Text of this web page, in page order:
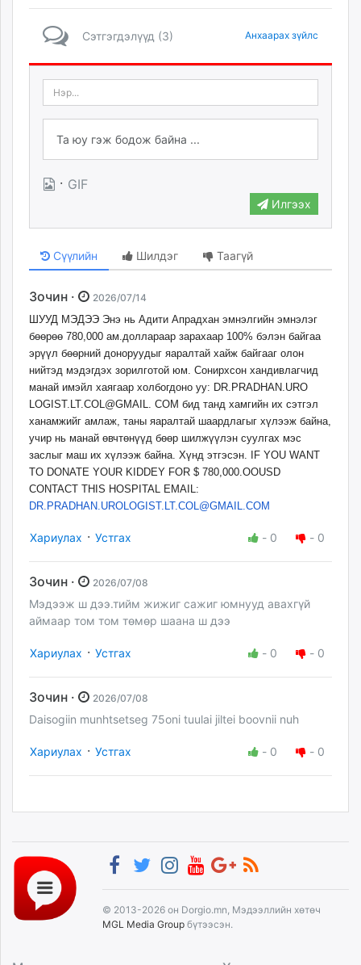
Сэтгэгдэлүүд (3) Анхаарах зүйлс
· GIF
Илгээх
Сүүлийн Шилдэг Таагүй
Зочин ·
2026/07/14
ШУУД МЭДЭЭ Энэ нь Адити Апрадхан эмнэлгийн эмнэлэг
бөөрөө 780,000 ам.доллараар зарахаар 100% бэлэн байгаа
эрүүл бөөрний доноруудыг яаралтай хайж байгааг олон
нийтэд мэдэгдэх зорилготой юм. Сонирхсон хандивлагчид
манай имэйл хаягаар холбогдоно уу: DR.PRADHAN.URO
LOGIST.LT.COL@GMAIL. COM бид танд хамгийн их сэтгэл
ханамжийг амлаж, таны яаралтай шаардлагыг хүлээж байна,
учир нь манай өвчтөнүүд бөөр шилжүүлэн суулгах мэс
заслыг маш их хүлээж байна. Хүнд этгэсэн. IF YOU WANT
TO DONATE YOUR KIDDEY FOR $ 780,000.OOUSD
CONTACT THIS HOSPITAL EMAIL:
DR.PRADHAN.UROLOGIST.LT.COL@GMAIL.COM
Хариулах · Устгах - 0 - 0
Зочин · 2026/07/08
Мэдээж ш дээ.тийм жижиг сажиг юмнууд авахгүй
аймаар том том төмөр шаана ш дээ
Хариулах · Устгах - 0 - 0
Зочин · 2026/07/08
Daisogiin munhtsetseg 75oni tuulai jiltei boovnii nuh
Хариулах · Устгах - 0 - 0
© 2013-2026 он Dorgio.mn, Мэдээллийн хөтөч
MGL Media Group бүтээсэн.